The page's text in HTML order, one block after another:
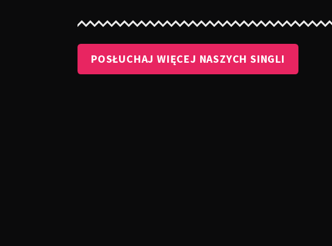
POSŁUCHAJ WIĘCEJ NASZYCH SINGLI